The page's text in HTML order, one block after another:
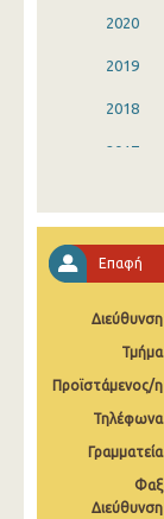
2020
2019
2018
2017
2014
2013
2012
2011
2010
2009
Επαφή
Διεύθυνση
Τμήμα
Προϊστάμενος/η
Τηλέφωνα
Γραμματεία
Φαξ
Διεύθυνση